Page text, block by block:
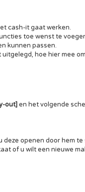
cash-it gaat werken.
toe wenst te
kunnen passen.
hoe hier mee
out] en het volgende
openen door hem
of u wilt een nieuwe